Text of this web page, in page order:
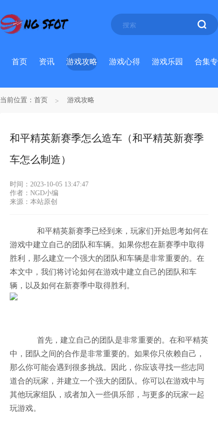
首页 资讯 游戏攻略 游戏心得 游戏乐园 合集
当前位置： 首页 游戏攻略
和平精英新赛季怎么造车（和平精英新赛季
车怎么制造）
时间：2023-10-05 13:47:47
作者：NGD小编
来源：本站原创
和平精英新赛季已经到来，玩家们开始思考如何在
游戏中建立自己的团队和车辆。如果你想在新赛季中取得
胜利，那么建立一个强大的团队和车辆是非常重要的。在
本文中，我们将讨论如何在游戏中建立自己的团队和车
辆，以及如何在新赛季中取得胜利。
首先，建立自己的团队是非常重要的。在和平精英
中，团队之间的合作是非常重要的。如果你只依赖自己，
那么你可能会遇到很多挑战。因此，你应该寻找一些志同
道合的玩家，并建立一个强大的团队。你可以在游戏中与
其他玩家组队，或者加入一些俱乐部，与更多的玩家一起
玩游戏。